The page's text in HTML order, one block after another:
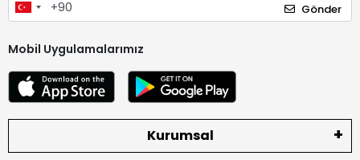
Gönder
Mobil Uygulamalarımız
Kurumsal